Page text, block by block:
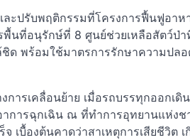
ะปรับพฤติกรรมที่โครงการฟื้นฟูอา
นที่อนุรักษ์ที่ 8 ศูนย์ช่วยเหลือสัตว์ป่
ด พร้อมใช้มาตรการรักษาความปลอ
การเคลื่อนย้าย เมื่อรถบรรทุกออกเ
าการฉุกเฉิน ณ ที่ทำการอุทยานแห่ง
เบื้องต้นคาดว่าสาเหตุการเสียชีวิต